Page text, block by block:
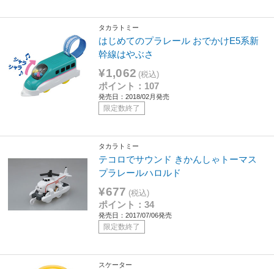
タカラトミー
はじめてのプラレール おでかけE5系新
幹線はやぶさ
¥1,062 (税込)
ポイント：107
発売日：2018/02月発売
限定数終了
タカラトミー
テコロでサウンド きかんしゃトーマス
プラレールハロルド
¥677 (税込)
ポイント：34
発売日：2017/07/06発売
限定数終了
スケーター